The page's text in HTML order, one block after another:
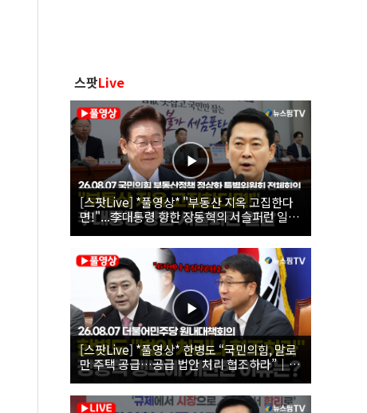
스팟Live
[스팟Live] *풀영상* "부동산 지옥 고집한다
면!"...李대통령 향한 장동혁의 서슬퍼런 일갈
| 26.08.07 국민의힘 부동산정책 정상화 특별
위원회 전체회의
[스팟Live] *풀영상* 한병도 “국민의힘, 말로
만 주택 공급…공급 법안 처리 협조하라”｜
26.08.07 더불어민주당 원내대책회의